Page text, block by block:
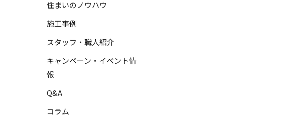
住まいのノウハウ
施工事例
スタッフ・職人紹介
キャンペーン・イベント情
報
Q&A
コラム